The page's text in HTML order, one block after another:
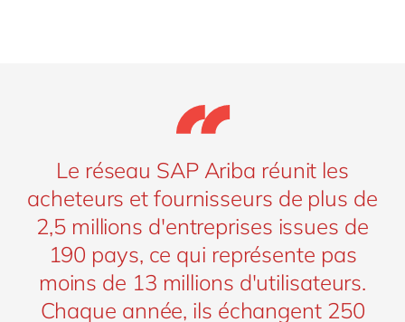
Le réseau SAP Ariba réunit les
acheteurs et fournisseurs de plus de
2,5 millions d'entreprises issues de
190 pays, ce qui représente pas
moins de 13 millions d'utilisateurs.
Chaque année, ils échangent 250